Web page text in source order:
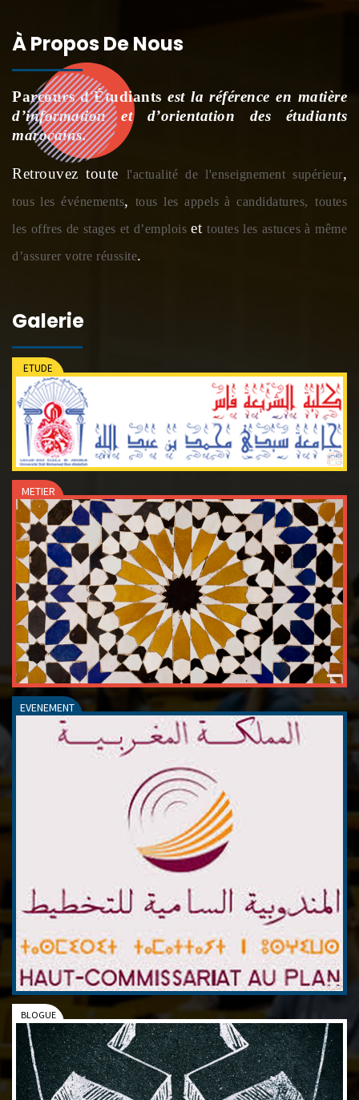
À Propos De Nous
Parcours d'Étudiants est la référence en matière
d’information et d’orientation des étudiants
marocains.
Retrouvez toute l'actualité de l'enseignement supérieur,
tous les événements, tous les appels à candidatures, toutes
les offres de stages et d’emploisettoutes les astuces à même
d’assurer votre réussite.
Galerie